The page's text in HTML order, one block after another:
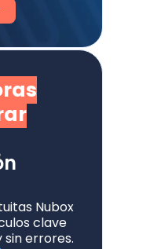
Nubox
clave
errores.